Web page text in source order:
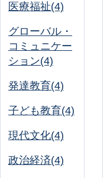
医療福祉(4)
グローバル・
コミュニケー
ション(4)
発達教育(4)
子ども教育(4)
現代文化(4)
政治経済(4)